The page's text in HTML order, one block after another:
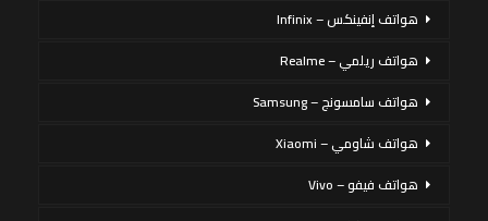
هواتف إنفينكس – Infinix
هواتف ريلمي – Realme
هواتف سامسونج – Samsung
هواتف شاومي – Xiaomi
هواتف فيفو – Vivo